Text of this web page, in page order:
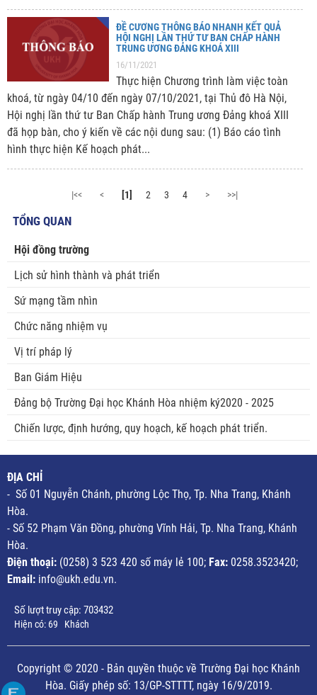
ĐỀ CƯƠNG THÔNG BÁO NHANH KẾT QUẢ
HỘI NGHỊ LẦN THỨ TƯ BAN CHẤP HÀNH
TRUNG ƯƠNG ĐẢNG KHOÁ XIII
16/11/2021
Thực hiện Chương trình làm việc toàn
khoá, từ ngày 04/10 đến ngày 07/10/2021, tại Thủ đô Hà Nội,
Hội nghị lần thứ tư Ban Chấp hành Trung ương Đảng khoá XIII
đã họp bàn, cho ý kiến về các nội dung sau: (1) Báo cáo tình
hình thực hiện Kế hoạch phát...
|<< < [1] 2 3 4 > >>|
TỔNG QUAN
Hội đồng trường
Lịch sử hình thành và phát triển
Sứ mạng tầm nhìn
Chức năng nhiệm vụ
Vị trí pháp lý
Ban Giám Hiệu
Đảng bộ Trường Đại học Khánh Hòa nhiệm ký2020 - 2025
Chiến lược, định hướng, quy hoạch, kế hoạch phát triển.
ĐỊA CHỈ
- Số 01 Nguyễn Chánh, phường Lộc Thọ, Tp. Nha Trang, Khánh
Hòa.
- Số 52 Phạm Văn Đồng, phường Vĩnh Hải, Tp. Nha Trang, Khánh
Hòa.
Điện thoại: (0258) 3 523 420 số máy lẻ 100; Fax: 0258.3523420;
Email: info@ukh.edu.vn.
Số lượt truy cập: 703432
Hiện có: 69 Khách
Copyright © 2020 - Bản quyền thuộc về Trường Đại học Khánh
Hòa. Giấy phép số: 13/GP-STTTT, ngày 16/9/2019.